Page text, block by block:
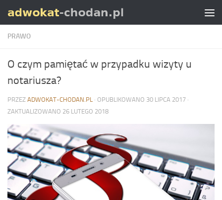
Skip to content
PRAWO
O czym pamiętać w przypadku wizyty u
notariusza?
PRZEZ ADWOKAT-CHODAN.PL · OPUBLIKOWANO 30 LIPCA 2017 ·
ZAKTUALIZOWANO 26 LUTEGO 2018